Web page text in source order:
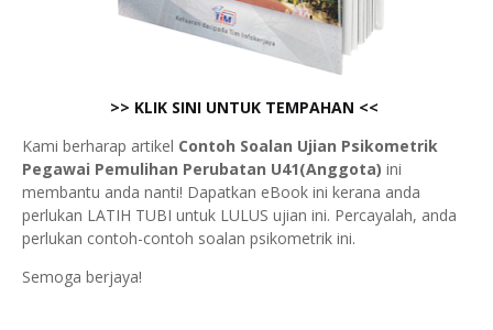
>> KLIK SINI UNTUK TEMPAHAN <<
Kami berharap artikel Contoh Soalan Ujian Psikometrik
Pegawai Pemulihan Perubatan U41(Anggota) ini
membantu anda nanti! Dapatkan eBook ini kerana anda
perlukan LATIH TUBI untuk LULUS ujian ini. Percayalah, anda
perlukan contoh-contoh soalan psikometrik ini.
Semoga berjaya!